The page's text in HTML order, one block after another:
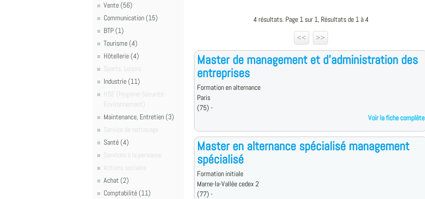
Vente (56)
Communication (15)
BTP (1)
Tourisme (4)
Hôtellerie (4)
Sports, Loisirs
Industrie (11)
HSE (Hygiène-Sécurité-
Environnement)
Maintenance, Entretien (3)
Service de nettoyage
Santé (4)
Services à la personne
Actions sociales
Achat (2)
Comptabilité (11)
4 résultats. Page 1 sur 1, Résultats de 1 à 4
<<
>>
Master de management et d'administration des
entreprises
Formation en alternance
Paris
(75) -
Voir la fiche complète
Master en alternance spécialisé management
spécialisé
Formation initiale
Marne-la-Vallée cedex 2
(77) -